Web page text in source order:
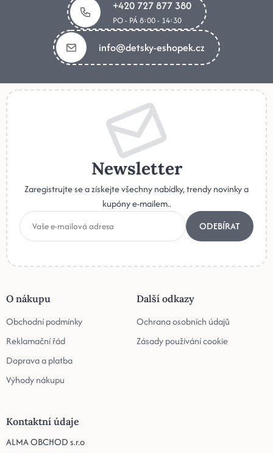
+420 727 877 380
PO - PÁ 8:00 - 14:30
info@detsky-eshopek.cz
Newsletter
Zaregistrujte se a získejte všechny nabídky, trendy novinky a
kupóny e-mailem..
ODEBÍRAT
O nákupu
Obchodní podmínky
Reklamační řád
Doprava a platba
Výhody nákupu
Další odkazy
Ochrana osobních údajů
Zásady používání cookie
Kontaktní údaje
ALMA OBCHOD s.r.o